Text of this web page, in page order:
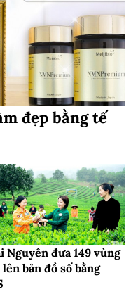
đẹp bằng tế
Nguyên đưa 149 vùng
lên bản đồ số bằng